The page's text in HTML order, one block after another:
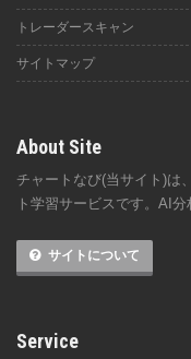
トレーダースキャン
サイトマップ
About Site
チャートなび(当サイト)は
ト学習サービスです。AI分
サイトについて
Service